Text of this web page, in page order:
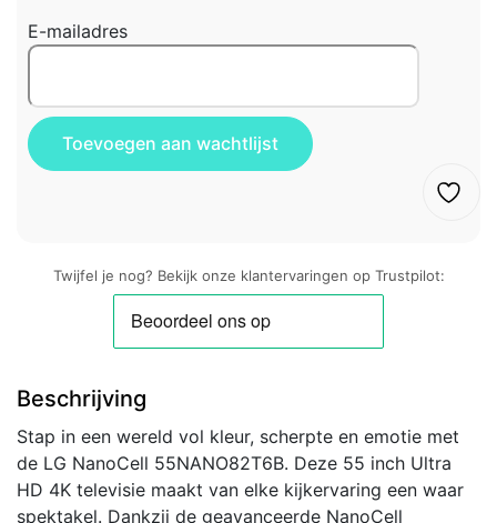
E-mailadres
Twijfel je nog? Bekijk onze klantervaringen op Trustpilot:
Beschrijving
Stap in een wereld vol kleur, scherpte en emotie met
de LG NanoCell 55NANO82T6B. Deze 55 inch Ultra
HD 4K televisie maakt van elke kijkervaring een waar
spektakel. Dankzij de geavanceerde NanoCell